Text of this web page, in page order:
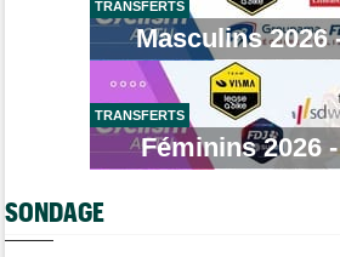
Les vidéos de cyclisme sur Dailymotion :
Tour de Burgos
A quelle heure et sur quelle chaîne suivre
Tour de France Femmes, Pologne,
TRANSFERTS
Masculins 2026
TRANSFERTS
Féminins 2026
SONDAGE